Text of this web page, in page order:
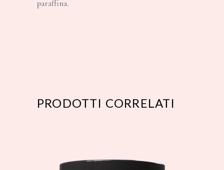
paraffina.
PRODOTTI CORRELATI